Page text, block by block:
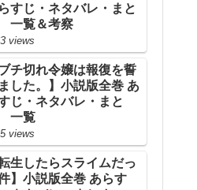
すじ・ネタバレ・まと
一覧＆考察
views
ブチ切れ令嬢は報復を誓
した。】小説版全巻 あ
じ・ネタバレ・まと
一覧
views
転生したらスライムだっ
】小説版全巻 あらす